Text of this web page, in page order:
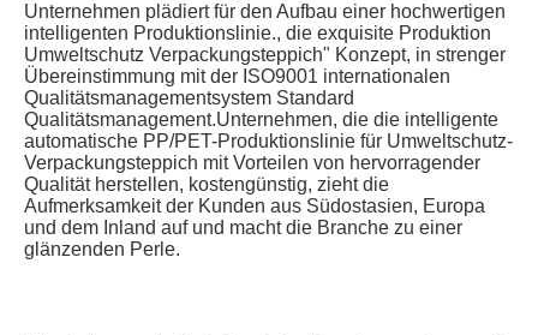
Unternehmen plädiert für den Aufbau einer hochwertigen
intelligenten Produktionslinie., die exquisite Produktion
Umweltschutz Verpackungsteppich" Konzept, in strenger
Übereinstimmung mit der ISO9001 internationalen
Qualitätsmanagementsystem Standard
Qualitätsmanagement.Unternehmen, die die intelligente
automatische PP/PET-Produktionslinie für Umweltschutz-
Verpackungsteppich mit Vorteilen von hervorragender
Qualität herstellen, kostengünstig, zieht die
Aufmerksamkeit der Kunden aus Südostasien, Europa
und dem Inland auf und macht die Branche zu einer
glänzenden Perle.